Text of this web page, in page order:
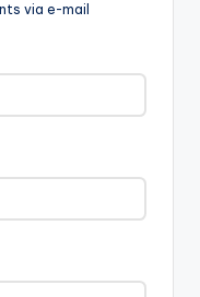
via e-mail